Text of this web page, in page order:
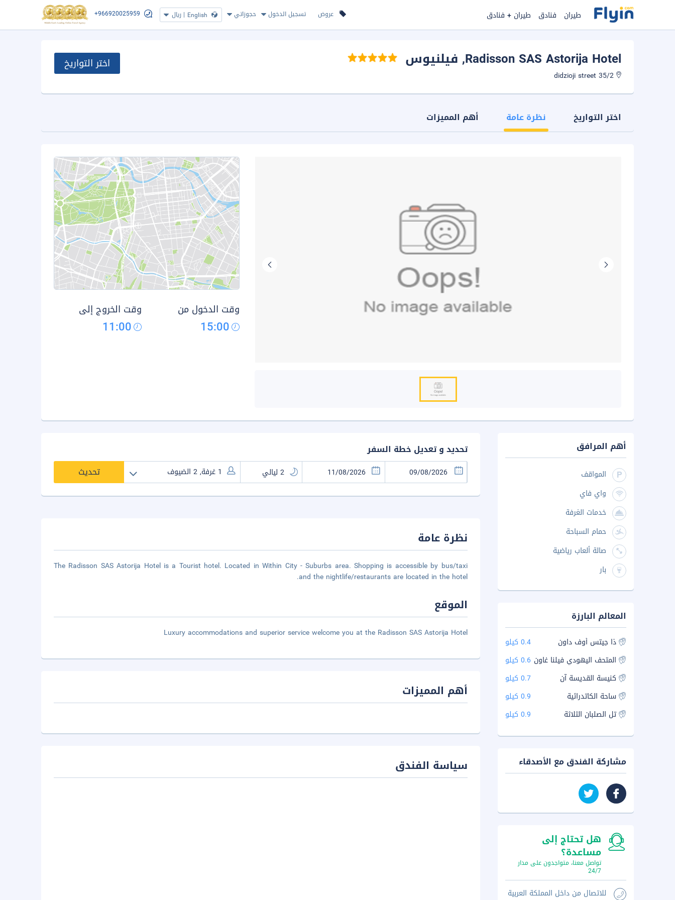
عروض تسجيل الدخول حجوزاتي English
| ريال +966920025959 طيران فنادق طيران + فنادق
Radisson SAS Astorija Hotel, فيلنيوس اختر التواريخ
اختر التواريخ نظرة عامة أهم المميزات
وقت الدخول من
15:00
وقت الخروج إلى
11:00
تحديد و تعديل خطة السفر
تحديث
نظرة عامة
The Radisson SAS Astorija Hotel is a Tourist hotel. Located in Within City - Suburbs area. Shopping is accessible by bus/taxi
and the nightlife/restaurants are located in the hotel.
الموقع
Luxury accommodations and superior service welcome you at the Radisson SAS Astorija Hotel
أهم المميزات
سياسة الفندق
أهم المرافق
المواقف
واي فاي
خدمات الغرفة
حمام السباحة
صالة ألعاب رياضية
بار
المعالم البارزة
ذا جيتس أوف داون
0.4 كيلو
المتحف اليهودي فيلنا غاون 0.6 كيلو
كنيسة القديسة آن
0.7 كيلو
ساحة الكاتدرائية
0.9 كيلو
تل الصلبان الثلاثة
0.9 كيلو
مشاركة الفندق مع الأصدقاء
هل تحتاج إلى
مساعدة؟
تواصل معنا، متواجدون على مدار
24/7
للاتصال من داخل المملكة العربية